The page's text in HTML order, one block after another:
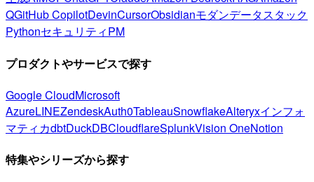
QGitHub CopilotDevinCursorObsidianモダンデータスタック
PythonセキュリティPM
プロダクトやサービスで探す
Google CloudMicrosoft
AzureLINEZendeskAuth0TableauSnowflakeAlteryxインフォ
マティカdbtDuckDBCloudflareSplunkVision OneNotion
特集やシリーズから探す